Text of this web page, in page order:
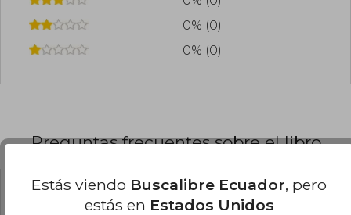
0% (0)
0% (0)
Preguntas frecuentes sobre el libro
¿El libro es original?
Estás viendo Buscalibre Ecuador, pero
estás en Estados Unidos